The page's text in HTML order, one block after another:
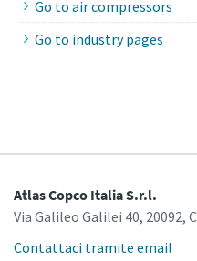
Go to air compressors
Go to industry pages
Atlas Copco Italia S.r.l.
Via Galileo Galilei 40, 20092,
Contattaci tramite email